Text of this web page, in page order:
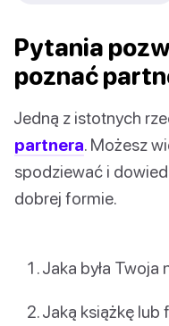
Pytania
poznać
Jedną z istotnych
partnera. Możesz
spodziewać i
dobrej formie.
Jaka była Twoja
Jaką książkę lub